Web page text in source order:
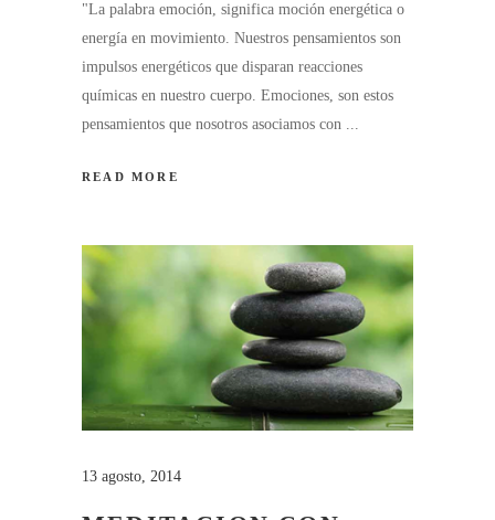
"La palabra emoción, significa moción energética o
energía en movimiento. Nuestros pensamientos son
impulsos energéticos que disparan reacciones
químicas en nuestro cuerpo. Emociones, son estos
pensamientos que nosotros asociamos con
READ MORE
13 agosto, 2014